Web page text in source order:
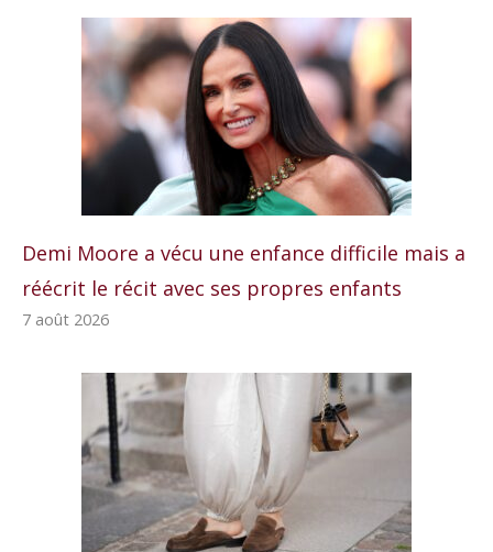
Demi Moore a vécu une enfance difficile mais a
réécrit le récit avec ses propres enfants
7 août 2026